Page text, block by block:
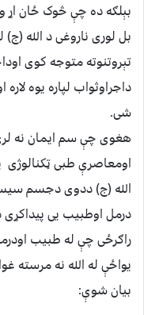
بېلګه ده چې څوک ځان اړ
بل لوری ناروغی د الله
تېروتنوته متوجه کوی
داجراوثواب لپاره یوه
شی.
هغوی چې سم ایمان نه
اومعاصرې طبی
الله (ج) ددوی دجسم
درمل اوطبیب یی
راګرځی چې له طبیب
یواځې له الله نه مرسته
بیان شوې: